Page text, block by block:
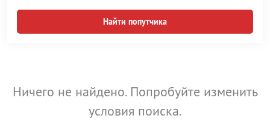
Найти попутчика
Ничего не найдено. Попробуйте изменить
условия поиска.